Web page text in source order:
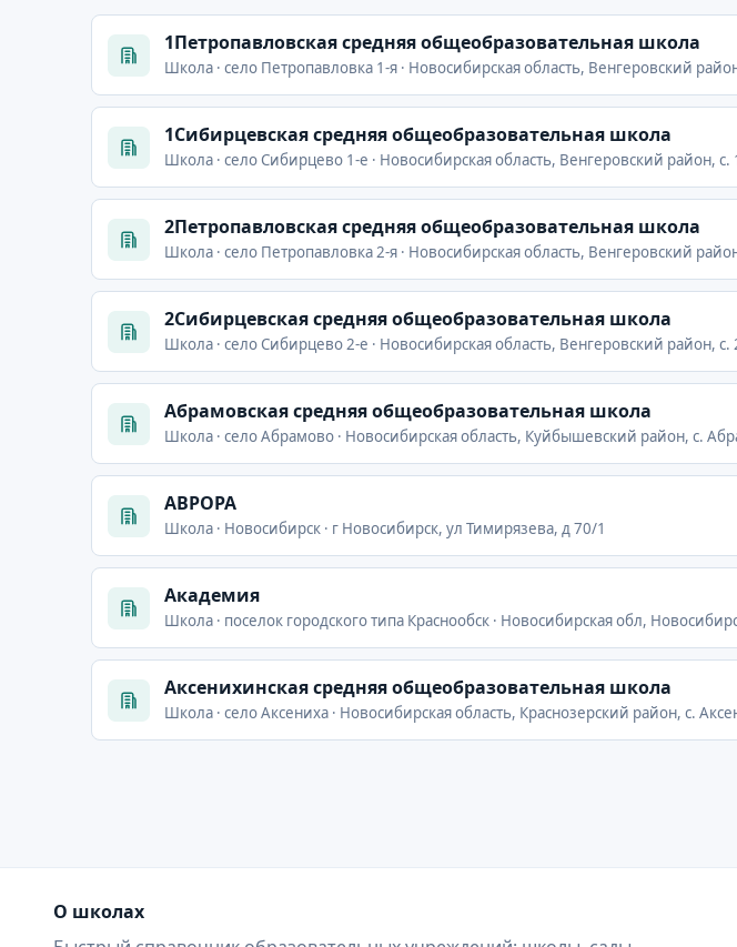
1Петропавловская средняя общеобразовательная школа
Школа · село Петропавловка 1-я · Новосибирская область, Венгеровский
1Сибирцевская средняя общеобразовательная школа
Школа · село Сибирцево 1-е · Новосибирская область, Венгеровский район,
2Петропавловская средняя общеобразовательная школа
Школа · село Петропавловка 2-я · Новосибирская область, Венгеровский
2Сибирцевская средняя общеобразовательная школа
Школа · село Сибирцево 2-е · Новосибирская область, Венгеровский район,
Абрамовская средняя общеобразовательная школа
Школа · село Абрамово · Новосибирская область, Куйбышевский район, с.
АВРОРА
Школа · Новосибирск · г Новосибирск, ул Тимирязева, д 70/1
Академия
Школа · поселок городского типа Краснообск · Новосибирская обл,
Аксенихинская средняя общеобразовательная школа
Школа · село Аксениха · Новосибирская область, Краснозерский район, с.
О школах